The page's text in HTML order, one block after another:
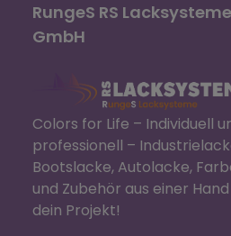
RungeS RS Lacksysteme
GmbH
Colors for Life – Individuell
professionell –
Bootslacke, Autolacke,
und Zubehör aus einer
dein Projekt!